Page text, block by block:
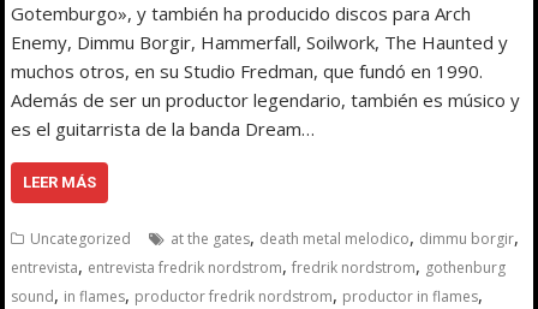
Gotemburgo», y también ha producido discos para Arch
Enemy, Dimmu Borgir, Hammerfall, Soilwork, The Haunted y
muchos otros, en su Studio Fredman, que fundó en 1990.
Además de ser un productor legendario, también es músico y
es el guitarrista de la banda Dream…
LEER MÁS
Uncategorized at the gates, death metal melodico, dimmu borgir,
entrevista, entrevista fredrik nordstrom,fredrik nordstrom, gothenburg
sound, in flames, productor fredrik nordstrom, productor in flames,